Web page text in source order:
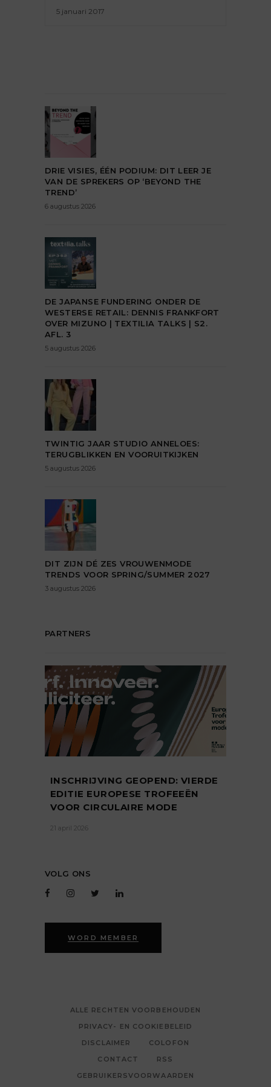
5 januari 2017
DRIE VISIES, ÉÉN PODIUM: DIT LEER JE
VAN DE SPREKERS OP ‘BEYOND THE
TREND’
6 augustus 2026
DE JAPANSE FUNDERING ONDER DE
WESTERSE RETAIL: DENNIS FRANKFORT
OVER MIZUNO | TEXTILIA TALKS | S2.
AFL. 3
5 augustus 2026
TWINTIG JAAR STUDIO ANNELOES:
TERUGBLIKKEN EN VOORUITKIJKEN
5 augustus 2026
DIT ZIJN DÉ ZES VROUWENMODE
TRENDS VOOR SPRING/SUMMER 2027
3 augustus 2026
PARTNERS
INSCHRIJVING GEOPEND: VIERDE
EDITIE EUROPESE TROFEEËN
VOOR CIRCULAIRE MODE
21 april 2026
VOLG ONS
WORD MEMBER
ALLE RECHTEN VOORBEHOUDEN
PRIVACY- EN COOKIEBELEID
DISCLAIMER
COLOFON
CONTACT
RSS
GEBRUIKERSVOORWAARDEN